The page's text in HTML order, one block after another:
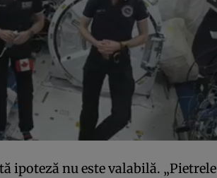
ipoteză nu este valabilă. „Pietrele